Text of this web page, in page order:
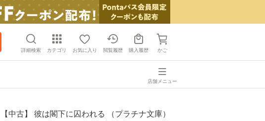
詳細検索 カテゴリ お気に入り 閲覧履歴 購入履歴 かご
店舗メニュー
【中古】 彼は閣下に囚われる （プラチナ文庫）